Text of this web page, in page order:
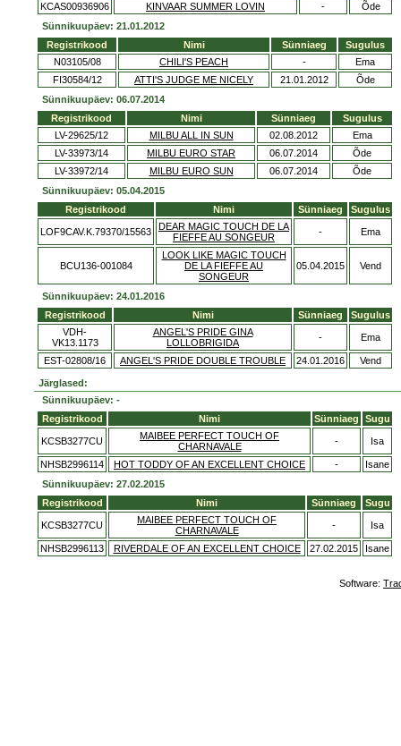
KCAS00936906
KINVAAR SUMMER LOVIN -
Õde
Sünnikuupäev: 21.01.2012
Registrikood
Nimi Sünniaeg
Sugulus
N03105/08
CHILI'S PEACH -
Ema
FI30584/12
ATTI'S JUDGE ME NICELY 21.01.2012
Õde
Sünnikuupäev: 06.07.2014
Registrikood
Nimi Sünniaeg
Sugulus
LV-29625/12
MILBU ALL IN SUN 02.08.2012
Ema
LV-33973/14
MILBU EURO STAR 06.07.2014
Õde
LV-33972/14
MILBU EURO SUN 06.07.2014
Õde
Sünnikuupäev: 05.04.2015
Registrikood
Nimi Sünniaeg Sugulus
LOF9CAV.K.79370/15563
DEAR MAGIC TOUCH DE LA
FIEFFE AU SONGEUR
- Ema
BCU136-001084
LOOK LIKE MAGIC TOUCH
DE LA FIEFFE AU
SONGEUR
05.04.2015 Vend
Sünnikuupäev: 24.01.2016
Registrikood
Nimi Sünniaeg
Sugulus
VDH-
VK13.1173
ANGEL'S PRIDE GINA
LOLLOBRIGIDA
- Ema
EST-02808/16 ANGEL'S PRIDE DOUBLE TROUBLE 24.01.2016 Vend
Järglased:
Sünnikuupäev: -
Registrikood
Nimi Sünniaeg Sugu
KCSB3277CU
MAIBEE PERFECT TOUCH OF
CHARNAVALE
- Isa
NHSB2996114 HOT TODDY OF AN EXCELLENT CHOICE -
Isane
Sünnikuupäev: 27.02.2015
Registrikood
Nimi Sünniaeg Sugu
KCSB3277CU
MAIBEE PERFECT TOUCH OF
CHARNAVALE
- Isa
NHSB2996113 RIVERDALE OF AN EXCELLENT CHOICE 27.02.2015 Isane
Software: